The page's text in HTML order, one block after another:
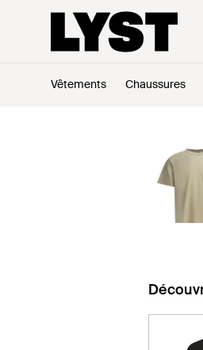
Vêtements Chaussures